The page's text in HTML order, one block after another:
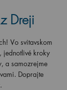
Dreji
Vo svitavskom
jednotlivé kroky
a samozrejme
Doprajte